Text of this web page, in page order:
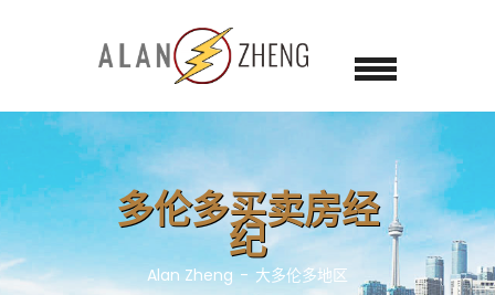
多伦多买卖房经
纪
Alan Zheng 大多伦多地区